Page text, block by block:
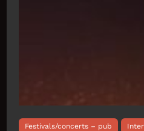
Festivals/concerts – pub